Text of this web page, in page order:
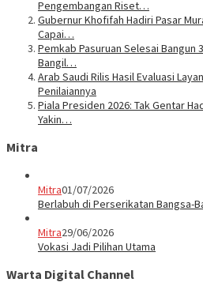
Pengembangan Riset…
Gubernur Khofifah Hadiri Pasar
Capai…
Pemkab Pasuruan Selesai Bangun
Bangil…
Arab Saudi Rilis Hasil Evaluasi
Penilaiannya
Piala Presiden 2026: Tak Gentar
Yakin…
Mitra
Mitra01/07/2026
Berlabuh di Perserikatan Bangsa-
Mitra29/06/2026
Vokasi Jadi Pilihan Utama
Warta Digital Channel